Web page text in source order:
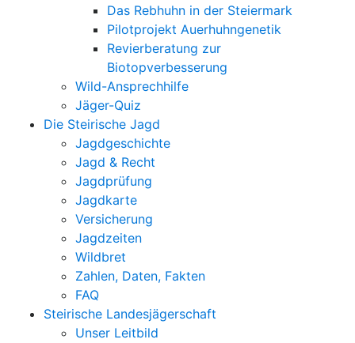
Das Rebhuhn in der Steiermark
Pilotprojekt Auerhuhngenetik
Revierberatung zur
Biotopverbesserung
Wild-Ansprechhilfe
Jäger-Quiz
Die Steirische Jagd
Jagdgeschichte
Jagd & Recht
Jagdprüfung
Jagdkarte
Versicherung
Jagdzeiten
Wildbret
Zahlen, Daten, Fakten
FAQ
Steirische Landesjägerschaft
Unser Leitbild